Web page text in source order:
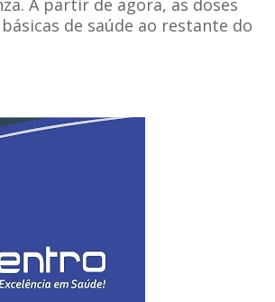
A partir de agora, as doses
de saúde ao restante do